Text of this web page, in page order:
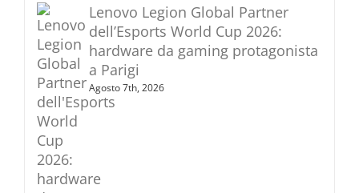
Lenovo Legion Global Partner
dell’Esports World Cup 2026:
hardware da gaming protagonista
a Parigi
Agosto 7th, 2026